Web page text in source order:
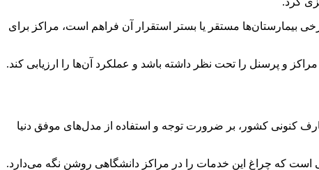
برخی بیمارستان‌ها مستقر یا بستر استقرار آن فراهم است، مراکز برای
و پرسنل را تحت نظر داشته باشد و عملکرد آن‌ها را ارزیابی کند.
کنونی کشور، بر ضرورت توجه و استفاده از مدل‌های موفق دنیا
است که چراغ این خدمات را در مراکز دانشگاهی روشن نگه می‌دارد.